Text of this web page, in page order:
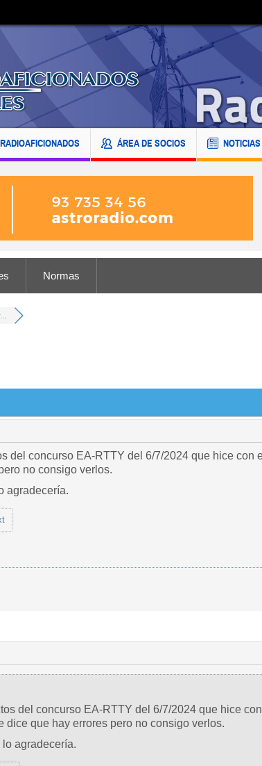
RADIOAFICIONADOS ÁREA DE SOCIOS NOTICIAS
Normas
del concurso EA-RTTY del 6/7/2024 que hice
no consigo verlos.
agradecería.
del concurso EA-RTTY del 6/7/2024 que hice
dice que hay errores pero no consigo verlos.
agradecería.